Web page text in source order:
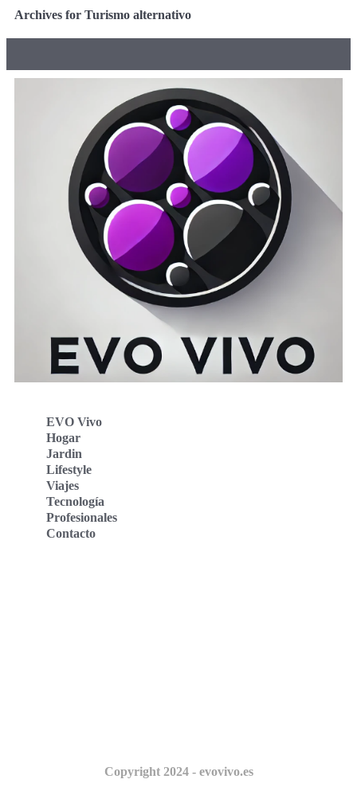
Archives for Turismo alternativo
EVO Vivo
Hogar
Jardin
Lifestyle
Viajes
Tecnología
Profesionales
Contacto
Copyright 2024 - evovivo.es